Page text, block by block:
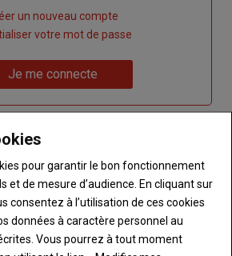
un nouveau compte
votre mot de passe
Je me connecte
n'êtes pas abonné(e)
UN COMPTE
formule et créez votre
accéder à tout Terre de
pour garantir le bon fonctionnement
et de mesure d’audience. En cliquant sur
consentez à l’utilisation de ces cookies
données à caractère personnel au
Vous pourrez à tout moment